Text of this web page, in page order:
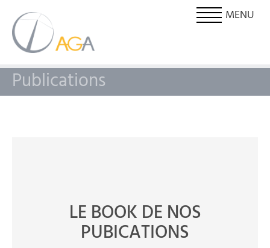
MENU
Publications
LE BOOK DE NOS
PUBICATIONS